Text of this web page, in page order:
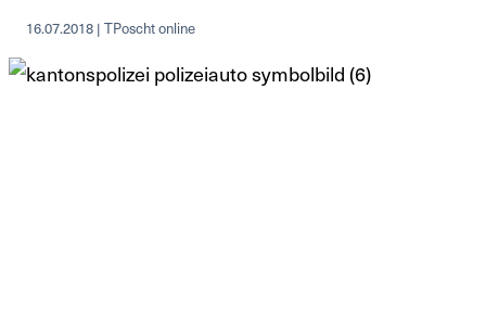
16.07.2018 | TPoscht online